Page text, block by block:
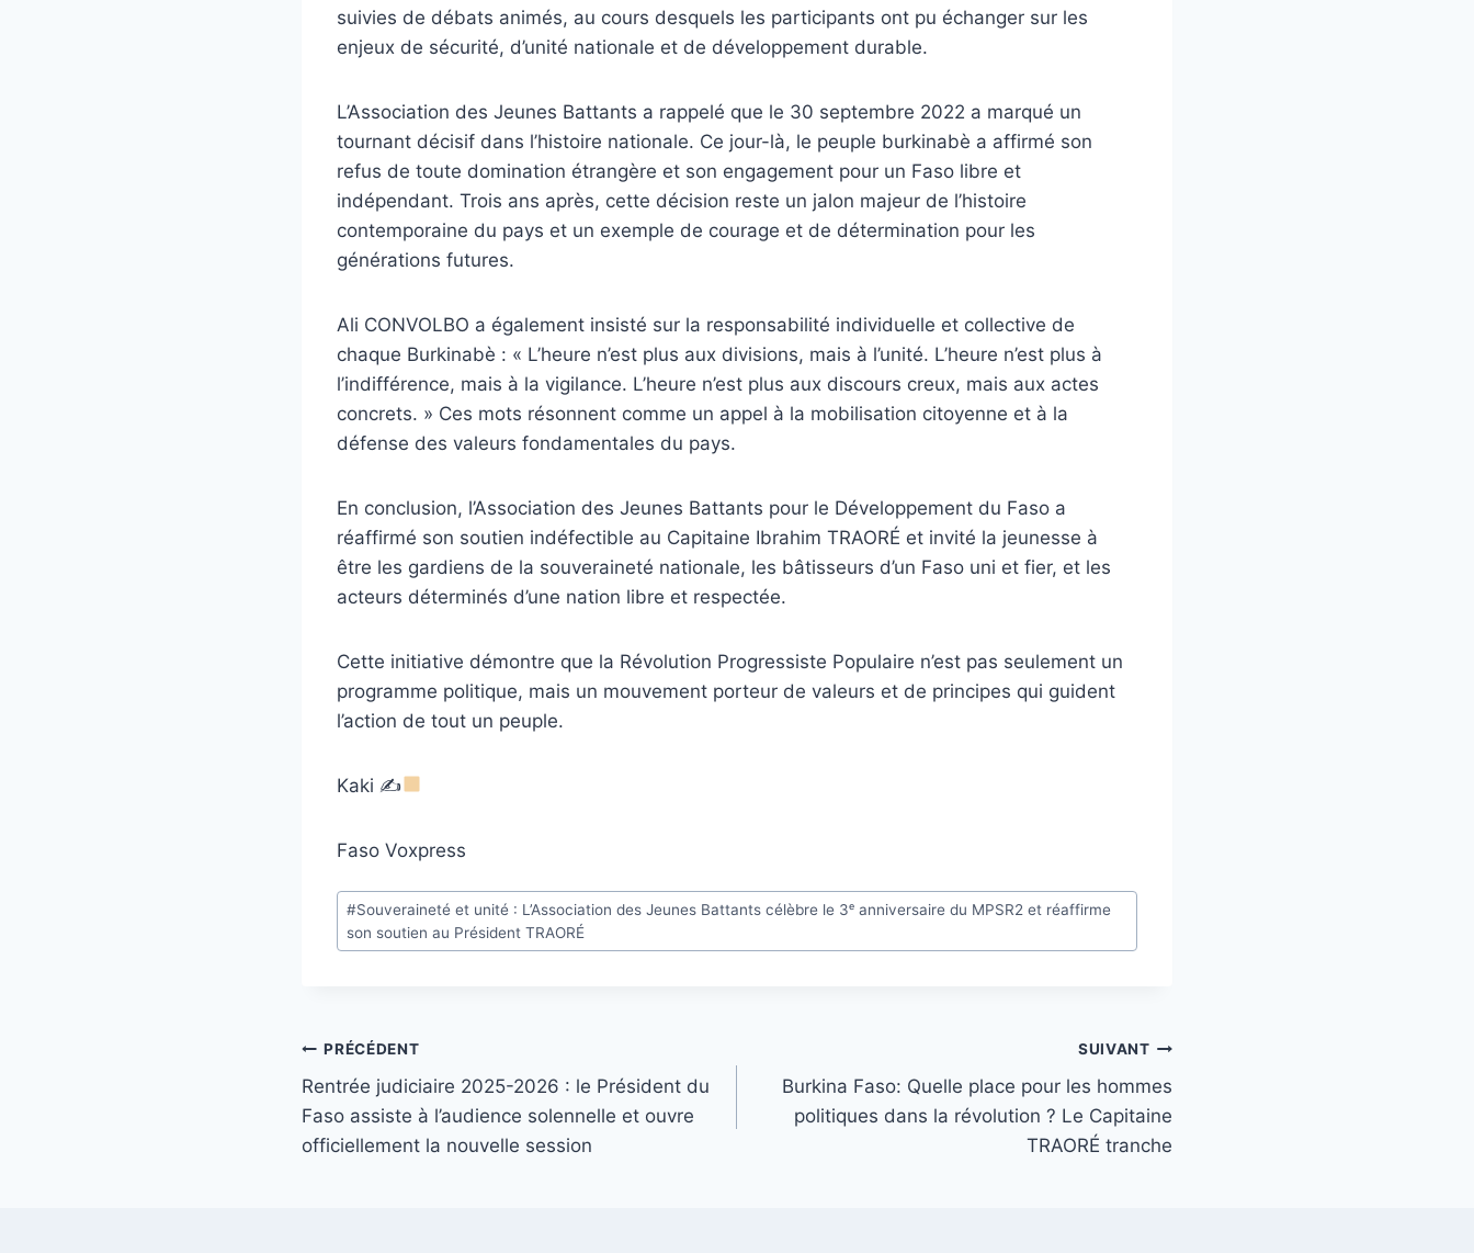
suivies de débats animés, au cours desquels les participants ont pu échanger sur les
enjeux de sécurité, d’unité nationale et de développement durable.
L’Association des Jeunes Battants a rappelé que le 30 septembre 2022 a marqué un
tournant décisif dans l’histoire nationale. Ce jour-là, le peuple burkinabè a affirmé son
refus de toute domination étrangère et son engagement pour un Faso libre et
indépendant. Trois ans après, cette décision reste un jalon majeur de l’histoire
contemporaine du pays et un exemple de courage et de détermination pour les
générations futures.
Ali CONVOLBO a également insisté sur la responsabilité individuelle et collective de
chaque Burkinabè : « L’heure n’est plus aux divisions, mais à l’unité. L’heure n’est plus à
l’indifférence, mais à la vigilance. L’heure n’est plus aux discours creux, mais aux actes
concrets. » Ces mots résonnent comme un appel à la mobilisation citoyenne et à la
défense des valeurs fondamentales du pays.
En conclusion, l’Association des Jeunes Battants pour le Développement du Faso a
réaffirmé son soutien indéfectible au Capitaine Ibrahim TRAORÉ et invité la jeunesse à
être les gardiens de la souveraineté nationale, les bâtisseurs d’un Faso uni et fier, et les
acteurs déterminés d’une nation libre et respectée.
Cette initiative démontre que la Révolution Progressiste Populaire n’est pas seulement un
programme politique, mais un mouvement porteur de valeurs et de principes qui guident
l’action de tout un peuple.
Kaki ✍
Faso Voxpress
Étiquettes
de
la
#Souveraineté et unité : L’Association des Jeunes Battants célèbre le 3ᵉ anniversaire du MPSR2 et réaffirme
son soutien au Président TRAORÉ
Navigation
de
l’article
PRÉCÉDENT
Rentrée judiciaire 2025-2026 : le Président du
Faso assiste à l’audience solennelle et ouvre
officiellement la nouvelle session
SUIVANT
Burkina Faso: Quelle place pour les hommes
politiques dans la révolution ? Le Capitaine
TRAORÉ tranche